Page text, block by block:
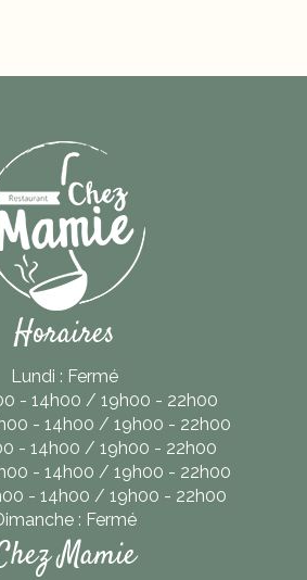
Horaires
Lundi : Fermé
- 14h00 / 19h00 - 22h00
- 14h00 / 19h00 - 22h00
- 14h00 / 19h00 - 22h00
- 14h00 / 19h00 - 22h00
- 14h00 / 19h00 - 22h00
: Fermé
Mamie